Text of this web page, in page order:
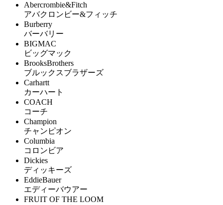
Abercrombie&Fitch
アバクロンビー&フィッチ
Burberry
バーバリー
BIGMAC
ビッグマック
BrooksBrothers
ブルックスブラザーズ
Carhartt
カーハート
COACH
コーチ
Champion
チャンピオン
Columbia
コロンビア
Dickies
ディッキーズ
EddieBauer
エディーバウアー
FRUIT OF THE LOOM